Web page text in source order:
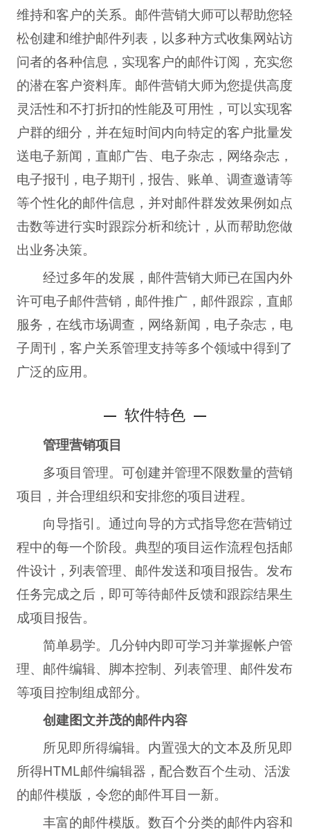
维持和客户的关系。邮件营销大师可以帮助您轻
松创建和维护邮件列表，以多种方式收集网站访
问者的各种信息，实现客户的邮件订阅，充实您
的潜在客户资料库。邮件营销大师为您提供高度
灵活性和不打折扣的性能及可用性，可以实现客
户群的细分，并在短时间内向特定的客户批量发
送电子新闻，直邮广告、电子杂志，网络杂志，
电子报刊，电子期刊，报告、账单、调查邀请等
等个性化的邮件信息，并对邮件群发效果例如点
击数等进行实时跟踪分析和统计，从而帮助您做
出业务决策。
经过多年的发展，邮件营销大师已在国内外
许可电子邮件营销，邮件推广，邮件跟踪，直邮
服务，在线市场调查，网络新闻，电子杂志，电
子周刊，客户关系管理支持等多个领域中得到了
广泛的应用。
软件特色
管理营销项目
多项目管理。可创建并管理不限数量的营销
项目，并合理组织和安排您的项目进程。
向导指引。通过向导的方式指导您在营销过
程中的每一个阶段。典型的项目运作流程包括邮
件设计，列表管理、邮件发送和项目报告。发布
任务完成之后，即可等待邮件反馈和跟踪结果生
成项目报告。
简单易学。几分钟内即可学习并掌握帐户管
理、邮件编辑、脚本控制、列表管理、邮件发布
等项目控制组成部分。
创建图文并茂的邮件内容
所见即所得编辑。内置强大的文本及所见即
所得HTML邮件编辑器，配合数百个生动、活泼
的邮件模版，令您的邮件耳目一新。
丰富的邮件模版。数百个分类的邮件内容和